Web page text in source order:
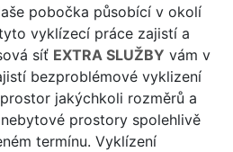
pobočka působící v okolí
vyklízecí práce zajistí a
síť EXTRA SLUŽBY vám v
bezproblémové vyklizení
jakýchkoli rozměrů a
prostory spolehlivě
termínu. Vyklízení